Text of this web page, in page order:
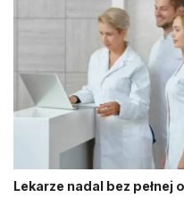
Lekarze nadal bez pełnej